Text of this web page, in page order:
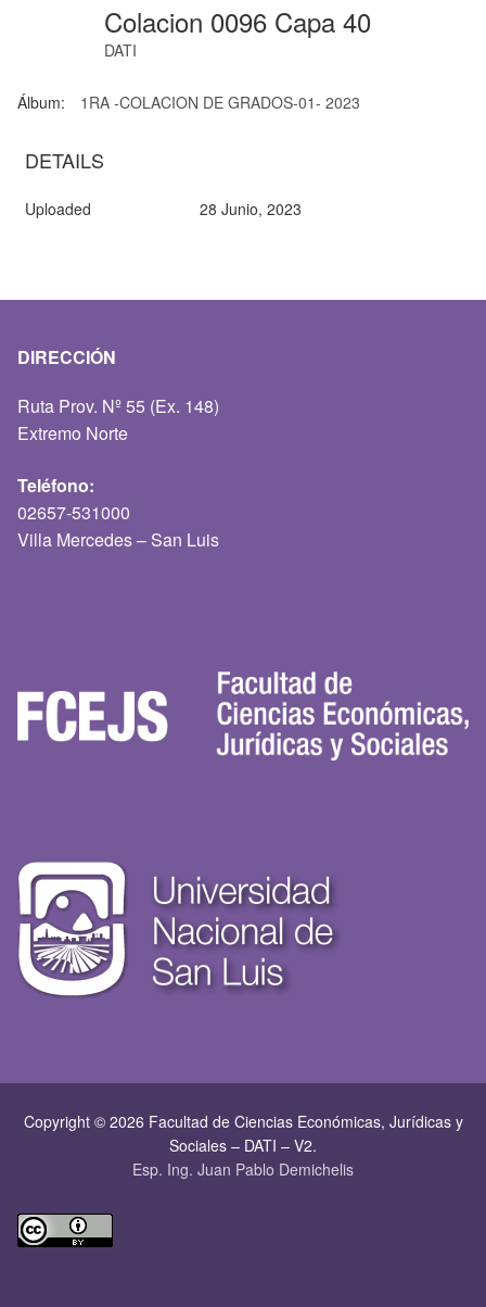
Colacion 0096 Capa 40
DATI
Álbum: 1RA -COLACION DE GRADOS-01- 2023
DETAILS
Uploaded 28 Junio, 2023
DIRECCIÓN
Ruta Prov. Nº 55 (Ex. 148)
Extremo Norte
Teléfono:
02657-531000
Villa Mercedes – San Luis
Copyright © 2026 Facultad de Ciencias Económicas, Jurí­dicas y
Sociales – DATI – V2.
Esp. Ing. Juan Pablo Demichelis